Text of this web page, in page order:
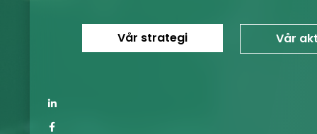
Vår strategi Vår